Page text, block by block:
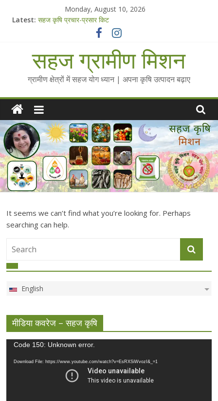
Monday, August 10, 2026
Latest: सहज कृषि प्रचार-प्रसार किट
Standee Designs @ 2025 for Sahaj Krishi Promotions
Chalo Gaon Ki Or Abhiyaan - 2025-26
Collected Talks on Vibrated Water
सहज ग्रामीण मिशन
ग्रामीण क्षेत्रों में सहज योग ध्यान | अपना कृषि उत्पादन बढ़ाए
It seems we can’t find what you’re looking for. Perhaps
searching can help.
English
मीडिया कवरेज – सहज कृषि
Video
Code 150: Unknown error.
Download File: https://www.youtube.com/watch?v=EsRXSiWvozI&_=1